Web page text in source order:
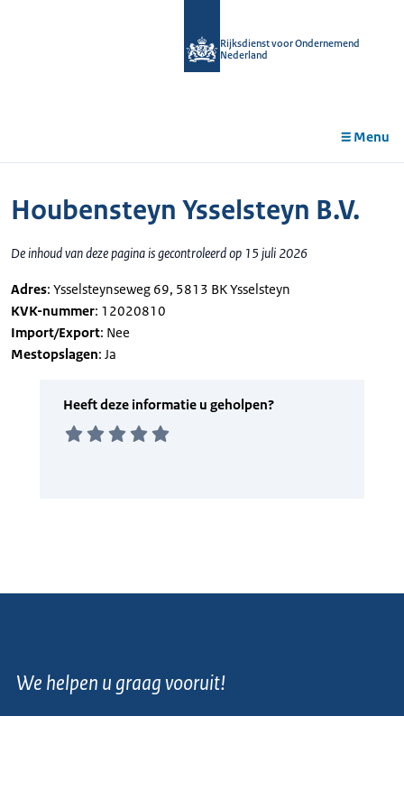
Rijksdienst voor Ondernemend
Nederland
Menu
Houbensteyn Ysselsteyn B.V.
De inhoud van deze pagina is gecontroleerd op 15 juli 2026
Adres: Ysselsteynseweg 69, 5813 BK Ysselsteyn
KVK-nummer: 12020810
Import/Export: Nee
Mestopslagen: Ja
We helpen u graag vooruit!